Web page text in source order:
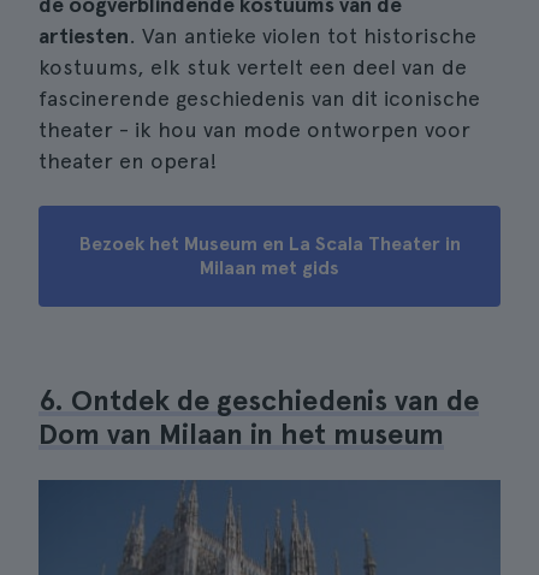
artiesten. Van antieke violen tot historische
kostuums, elk stuk vertelt een deel van de
fascinerende geschiedenis van dit iconische
theater - ik hou van mode ontworpen voor
theater en opera!
Bezoek het Museum en La Scala Theater in
Milaan met gids
6. Ontdek de geschiedenis van de
Dom van Milaan in het museum